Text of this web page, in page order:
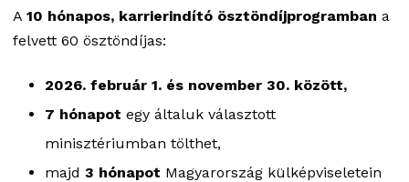
A 10 hónapos, karrierindító ösztöndíjprogramban a
felvett 60 ösztöndíjas:
2026. február 1. és november 30. között,
7 hónapot egy általuk választott
minisztériumban tölthet,
majd 3 hónapot Magyarország külképviseletein